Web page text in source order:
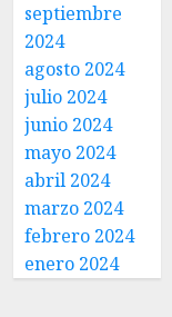
septiembre
2024
agosto 2024
julio 2024
junio 2024
mayo 2024
abril 2024
marzo 2024
febrero 2024
enero 2024